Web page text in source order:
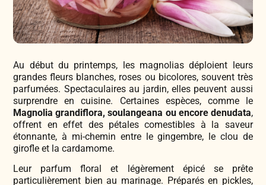
Coffrets & Idées Cadeaux
Tisanes & Infusions BIO
Faire-part à semer
Maraichers & Revendeurs
Au début du printemps, les magnolias déploient leurs
grandes fleurs blanches, roses ou bicolores, souvent très
parfumées. Spectaculaires au jardin, elles peuvent aussi
surprendre en cuisine. Certaines espèces, comme le
Magnolia grandiflora,soulangeana ou encore denudata,
offrent en effet des pétales comestibles à la saveur
étonnante, à mi-chemin entre le gingembre, le clou de
girofle et la cardamome.
Leur parfum floral et légèrement épicé se prête
particulièrement bien au marinage. Préparés en pickles,